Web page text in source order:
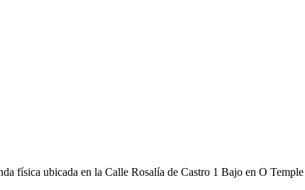
física ubicada en la Calle Rosalía de Castro 1 Bajo en O